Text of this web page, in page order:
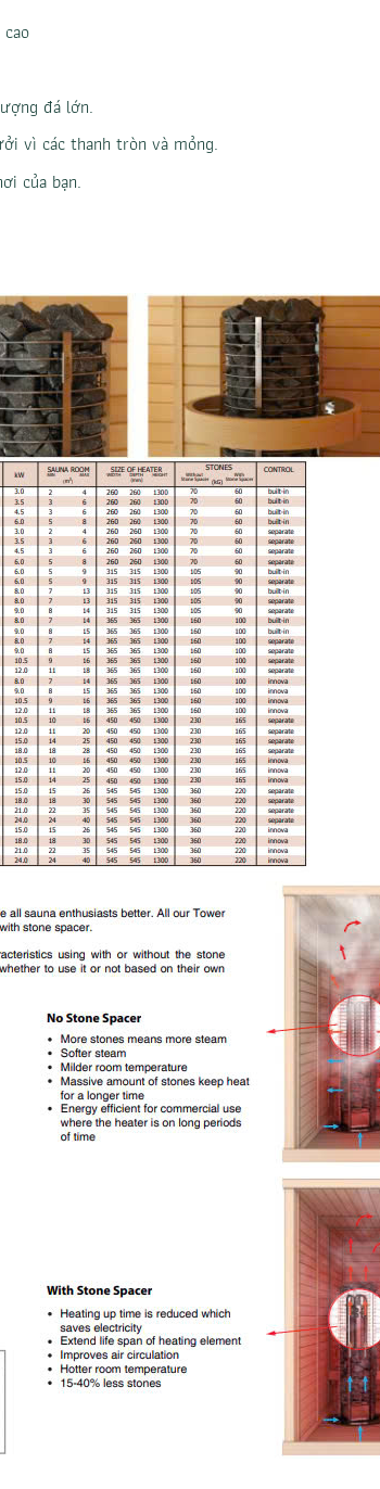
đá lớn.
vì các thanh tròn và mỏng.
của bạn.